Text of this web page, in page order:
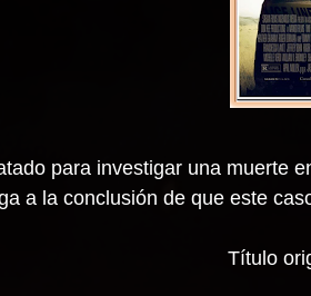
para investigar una muerte
a la conclusión de que este
Título